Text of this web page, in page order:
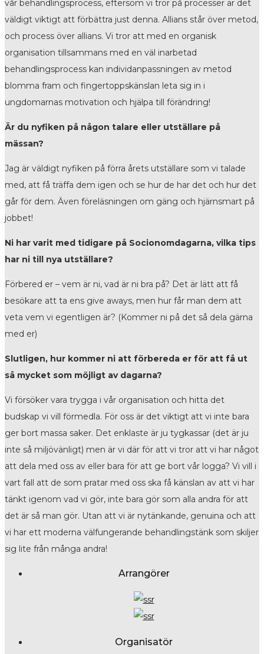
vår behandlingsprocess, eftersom vi tror på processer är det
väldigt viktigt att förbättra just denna. Allians står över metod,
och process över allians. Vi tror att med en organisk
organisation tillsammans med en väl inarbetad
behandlingsprocess kan individanpassningen av metod
blomma fram och fingertoppskänslan leta sig in i
ungdomarnas motivation och hjälpa till förändring!
Är du nyfiken på någon talare eller utställare på
mässan?
Jag är väldigt nyfiken på förra årets utställare som vi talade
med, att få träffa dem igen och se hur de har det och hur det
går för dem. Även föreläsningen om gäng och hjärnsmart på
jobbet!
Ni har varit med tidigare på Socionomdagarna, vilka tips
har ni till nya utställare?
Förbered er – vem är ni, vad är ni bra på? Det är lätt att få
besökare att ta ens give aways, men hur får man dem att
veta vem vi egentligen är? (Kommer ni på det så dela gärna
med er)
Slutligen, hur kommer ni att förbereda er för att få ut
så mycket som möjligt av dagarna?
Vi försöker vara trygga i vår organisation och hitta det
budskap vi vill förmedla. För oss är det viktigt att vi inte bara
ger bort massa saker. Det enklaste är ju tygkassar (det är ju
inte så miljövänligt) men är vi där för att vi tror att vi har något
att dela med oss av eller bara för att ge bort vår logga? Vi vill i
vart fall att de som pratar med oss ska få känslan av att vi har
tänkt igenom vad vi gör, inte bara gör som alla andra för att
det är så man gör. Utan att vi är nytänkande, genuina och att
vi har ett moderna välfungerande behandlingstänk som skiljer
sig lite från många andra!
Arrangörer
Organisatör